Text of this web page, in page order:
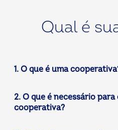
Qual é
1. O que é uma
2. O que é necessário
cooperativa?